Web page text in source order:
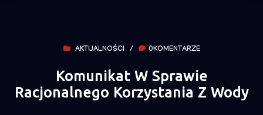
AKTUALNOŚCI / 0KOMENTARZE
Komunikat W Sprawie
Racjonalnego Korzystania Z Wody